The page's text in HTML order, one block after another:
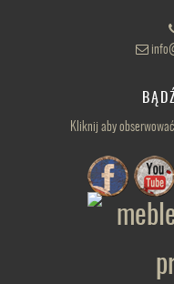
Kliknij aby